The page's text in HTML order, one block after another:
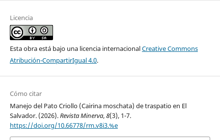
Licencia
Esta obra está bajo una licencia internacionalCreative Commons
Atribución-CompartirIgual 4.0.
Cómo citar
Manejo del Pato Criollo (Cairina moschata) de traspatio en El
Salvador. (2026).Revista Minerva,8(3), 1-7.
https://doi.org/10.66778/rm.v8i3.%e